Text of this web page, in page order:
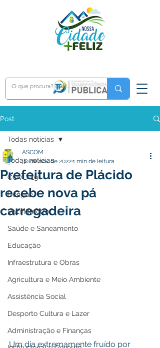
Post
Todas notícias
COVD-19
Dengue
Vacinômetro
Saúde e Saneamento
Educação
Infraestrutura e Obras
Agricultura e Meio Ambiente
Assistência Social
Desporto Cultura e Lazer
Administração e Finanças
Todas notícias
Prefeitura de Plácido
recebe nova pá
carregadeira
ASCOM
30 de nov. de 20221 min de leitura
Um dia extremamente fruído por